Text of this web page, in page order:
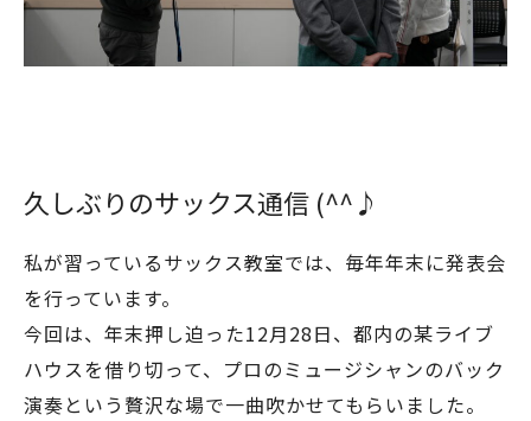
久しぶりのサックス通信 (^^♪
私が習っているサックス教室では、毎年年末に発表会
を行っています。
今回は、年末押し迫った12月28日、都内の某ライブ
ハウスを借り切って、プロのミュージシャンのバック
演奏という贅沢な場で一曲吹かせてもらいました。